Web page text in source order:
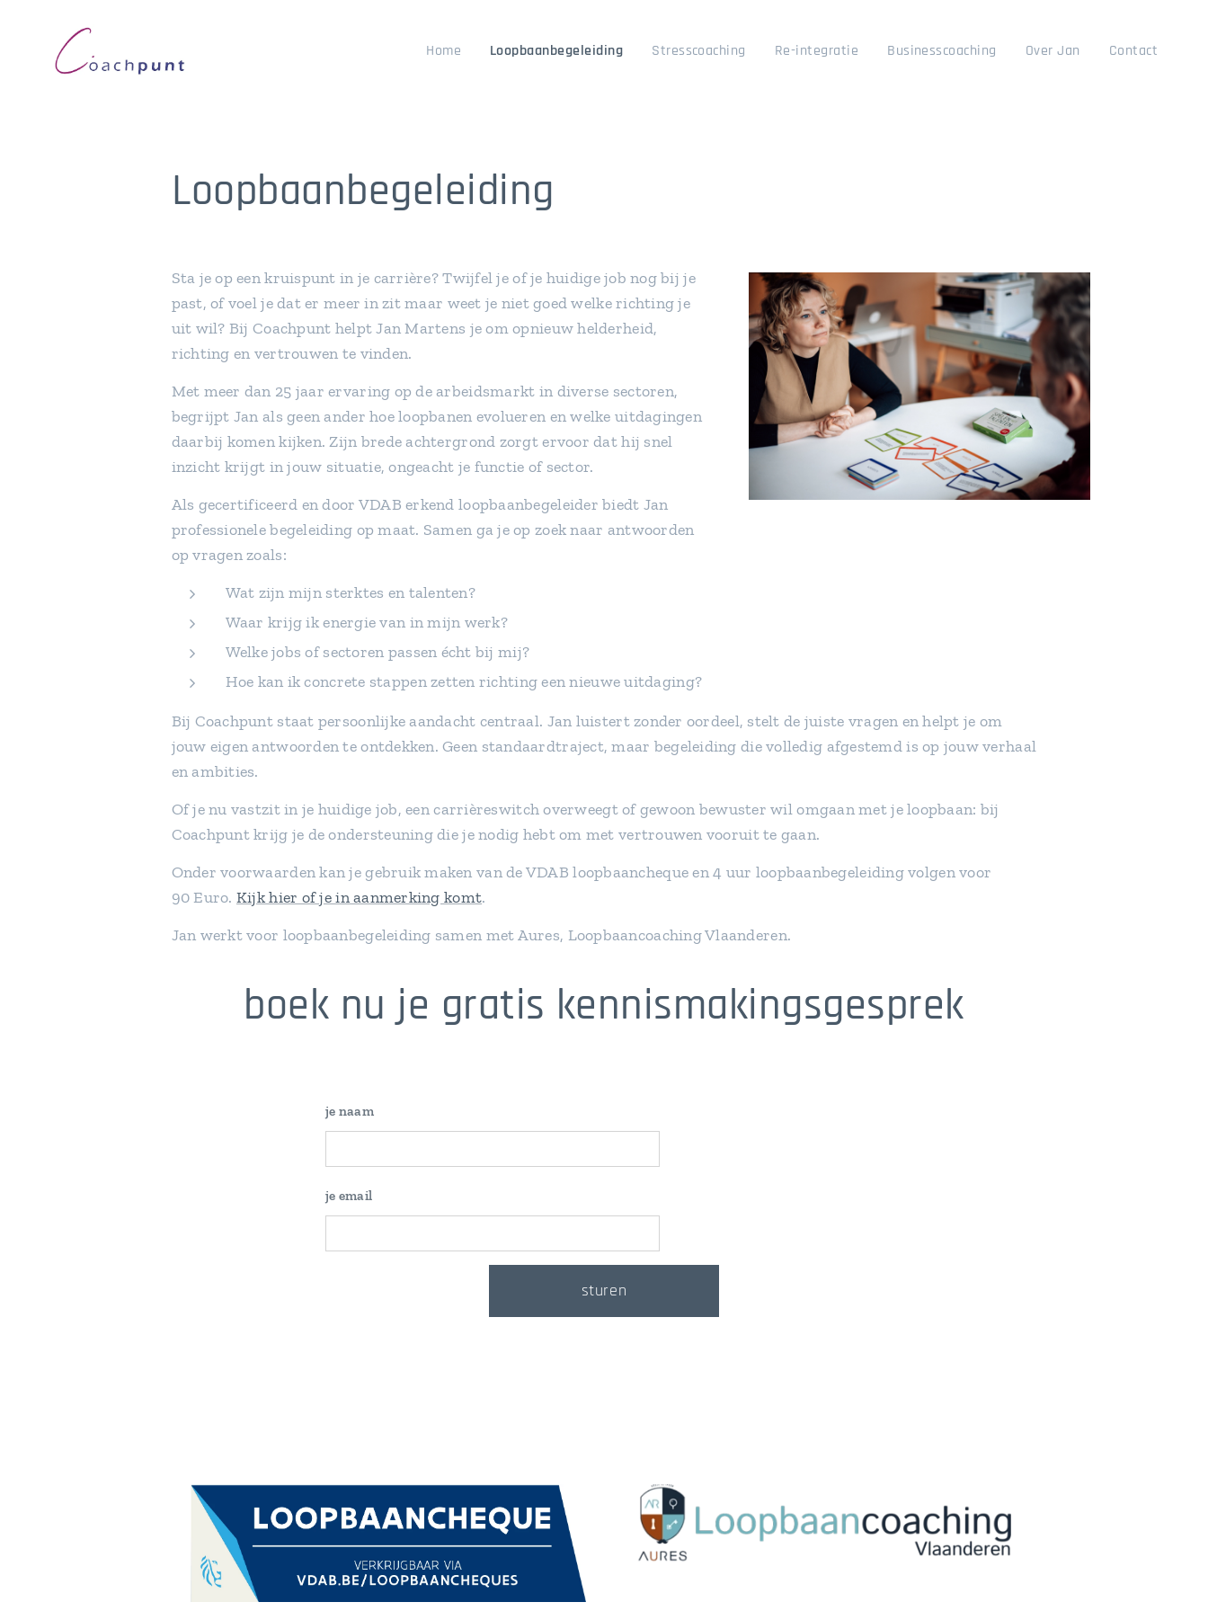
Home Loopbaanbegeleiding Stresscoaching Re-integratie Businesscoaching Over Jan Contact
Loopbaanbegeleiding
Sta je op een kruispunt in je carrière? Twijfel je of je huidige job nog bij je
past, of voel je dat er meer in zit maar weet je niet goed welke richting je
uit wil? Bij Coachpunt helpt Jan Martens je om opnieuw helderheid,
richting en vertrouwen te vinden.
Met meer dan 25 jaar ervaring op de arbeidsmarkt in diverse sectoren,
begrijpt Jan als geen ander hoe loopbanen evolueren en welke uitdagingen
daarbij komen kijken. Zijn brede achtergrond zorgt ervoor dat hij snel
inzicht krijgt in jouw situatie, ongeacht je functie of sector.
Als gecertificeerd en door VDAB erkend loopbaanbegeleider biedt Jan
professionele begeleiding op maat. Samen ga je op zoek naar antwoorden
op vragen zoals:
Wat zijn mijn sterktes en talenten?
Waar krijg ik energie van in mijn werk?
Welke jobs of sectoren passen écht bij mij?
Hoe kan ik concrete stappen zetten richting een nieuwe uitdaging?
Bij Coachpunt staat persoonlijke aandacht centraal. Jan luistert zonder oordeel, stelt de juiste vragen en helpt je om
jouw eigen antwoorden te ontdekken. Geen standaardtraject, maar begeleiding die volledig afgestemd is op jouw verhaal
en ambities.
Of je nu vastzit in je huidige job, een carrièreswitch overweegt of gewoon bewuster wil omgaan met je loopbaan: bij
Coachpunt krijg je de ondersteuning die je nodig hebt om met vertrouwen vooruit te gaan.
Onder voorwaarden kan je gebruik maken van de VDAB loopbaancheque en 4 uur loopbaanbegeleiding volgen voor
90 Euro. Kijk hier of je in aanmerking komt.
Jan werkt voor loopbaanbegeleiding samen met Aures, Loopbaancoaching Vlaanderen.
boek nu je gratis kennismakingsgesprek
je naam
je email
sturen